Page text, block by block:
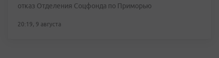
отказ Отделения Соцфонда по Приморью
20:19, 9 августа